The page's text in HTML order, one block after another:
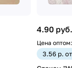
4.90 руб.
Цена оптом:
3.56 р.